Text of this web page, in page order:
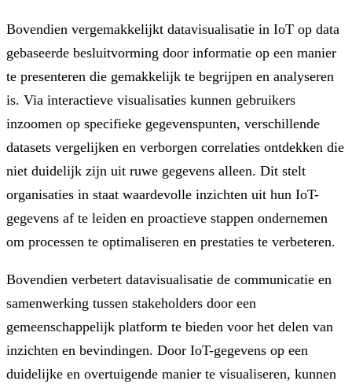
Bovendien vergemakkelijkt datavisualisatie in IoT op data
gebaseerde besluitvorming door informatie op een manier
te presenteren die gemakkelijk te begrijpen en analyseren
is. Via interactieve visualisaties kunnen gebruikers
inzoomen op specifieke gegevenspunten, verschillende
datasets vergelijken en verborgen correlaties ontdekken die
niet duidelijk zijn uit ruwe gegevens alleen. Dit stelt
organisaties in staat waardevolle inzichten uit hun IoT-
gegevens af te leiden en proactieve stappen ondernemen
om processen te optimaliseren en prestaties te verbeteren.
Bovendien verbetert datavisualisatie de communicatie en
samenwerking tussen stakeholders door een
gemeenschappelijk platform te bieden voor het delen van
inzichten en bevindingen. Door IoT-gegevens op een
duidelijke en overtuigende manier te visualiseren, kunnen